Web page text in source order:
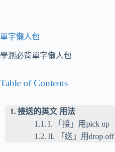
單字懶人包
學測必背單字懶人包
Table of Contents
接送的英文 用法
I. 「接」用pick up
II. 「送」用drop off